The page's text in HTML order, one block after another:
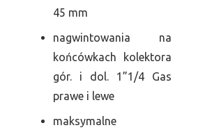
45 mm
nagwintowania na
końcówkach kolektora
gór. i dol. 1”1/4 Gas
prawe i lewe
maksymalne